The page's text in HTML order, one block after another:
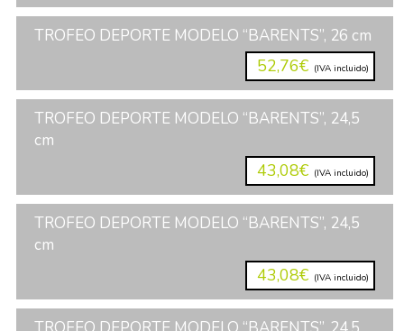
TROFEO DEPORTE MODELO “BARENTS”, 26 cm
52,76€ (IVA incluido)
TROFEO DEPORTE MODELO “BARENTS”, 24,5
cm
43,08€ (IVA incluido)
TROFEO DEPORTE MODELO “BARENTS”, 24,5
cm
43,08€ (IVA incluido)